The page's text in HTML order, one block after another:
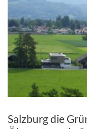
Salzburg die